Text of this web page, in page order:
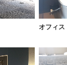
オフィス